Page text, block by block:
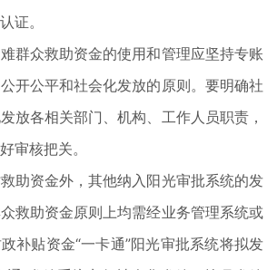
证。
众救助资金的使用和管理应坚持专账
开公平和社会化发放的原则。要明确社
放各相关部门、机构、工作人员职责，
审核把关。
资金外，其他纳入阳光审批系统的发
救助资金原则上均需经业务管理系统或
补贴资金“一卡通”阳光审批系统将拟发